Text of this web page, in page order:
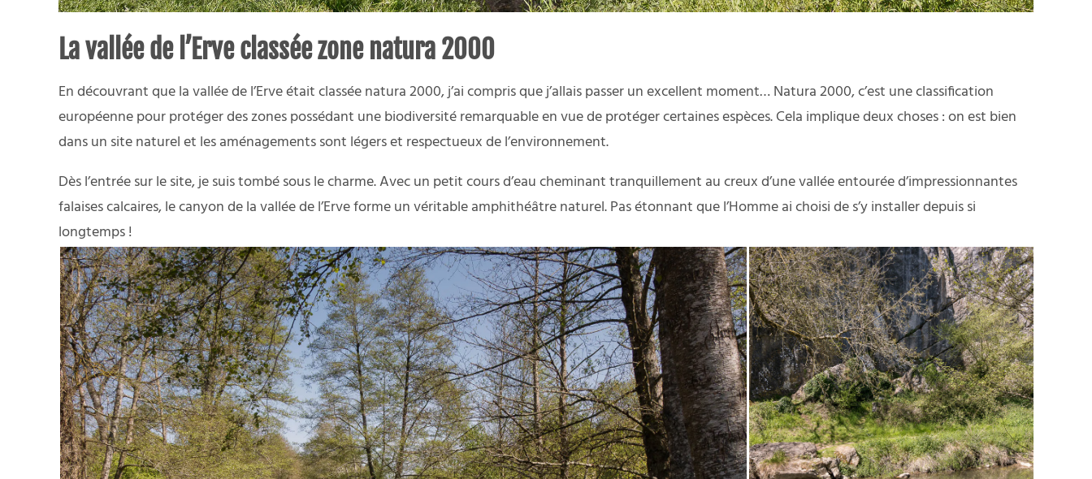
La vallée de l’Erve classée zone natura 2000
En découvrant que la vallée de l’Erve était classée natura 2000, j’ai compris que j’allais passer un excellent moment… Natura 2000, c’est une classification
européenne pour protéger des zones possédant une biodiversité remarquable en vue de protéger certaines espèces. Cela implique deux choses : on est bien
dans un site naturel et les aménagements sont légers et respectueux de l’environnement.
Dès l’entrée sur le site, je suis tombé sous le charme. Avec un petit cours d’eau cheminant tranquillement au creux d’une vallée entourée d’impressionnantes
falaises calcaires, le canyon de la vallée de l’Erve forme un véritable amphithéâtre naturel. Pas étonnant que l’Homme ai choisi de s’y installer depuis si
longtemps !